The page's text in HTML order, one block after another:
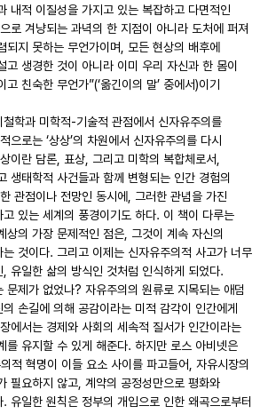
내적 이질성을 가지고 있는 복잡하고 다면적인
로 겨냥되는 과녁의 한 지점이 아니라 도처에 퍼져
되지 못하는 무언가이며, 모든 현상의 배후에
고 생경한 것이 아니라 이미 우리 자신과 한 몸이
친숙한 무언가”(‘옮긴이의 말’ 중에서)이기
철학과 미학적-기술적 관점에서 신자유주의를
으로는 ‘상상’의 차원에서 신자유주의를 다시
이란 담론, 표상, 그리고 미학의 복합체로서,
생태학적 사건들과 함께 변형되는 인간 경험의
관점이나 전망인 동시에, 그러한 관념을 가진
있는 세계의 풍경이기도 하다. 이 책이 다루는
상의 가장 문제적인 점은, 그것이 계속 자신의
것이다. 그리고 이제는 신자유주의적 사고가 너무
유일한 삶의 방식인 것처럼 인식하게 되었다.
문제가 없었나? 자유주의의 원류로 지목되는 애덤
의 손길에 의해 공감이라는 미적 감각이 인간에게
에서는 경제와 사회의 세속적 질서가 인간이라는
를 유지할 수 있게 해준다. 하지만 로스 아비넷은
적 혁명이 이들 요소 사이를 파고들어, 자유시장의
필요하지 않고, 계약의 공정성만으로 평화와
유일한 원칙은 정부의 개입으로 인한 왜곡으로부터